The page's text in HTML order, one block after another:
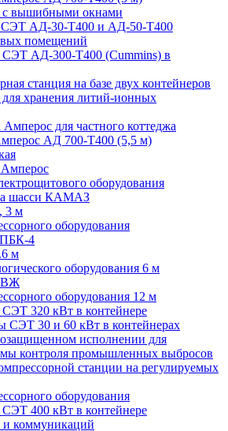
вышибными окнами
СЭТ АД-30-Т400 и АД-50-Т400
помещений
СЭТ АД-300-Т400 (Cummins) в
станция на базе двух контейнеров
хранения литий-ионных
для частного коттеджа
АД 700-Т400 (5,5 м)
оборудования
шасси КАМАЗ
3 м
оборудования
ПБК-4
м
оборудования 6 м
оборудования 12 м
СЭТ 320 кВт в контейнере
СЭТ 30 и 60 кВт в контейнерах
исполнении для
контроля промышленных выбросов
станции на регулируемых
оборудования
СЭТ 400 кВт в контейнере
и коммуникаций